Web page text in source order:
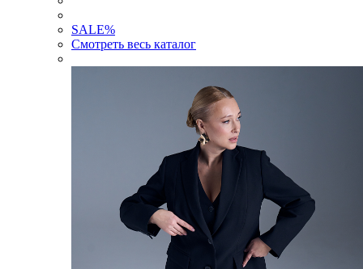
SALE%
Смотреть весь каталог